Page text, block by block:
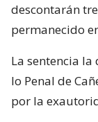
descontarán
permanecido
La sentencia
lo Penal de
por la